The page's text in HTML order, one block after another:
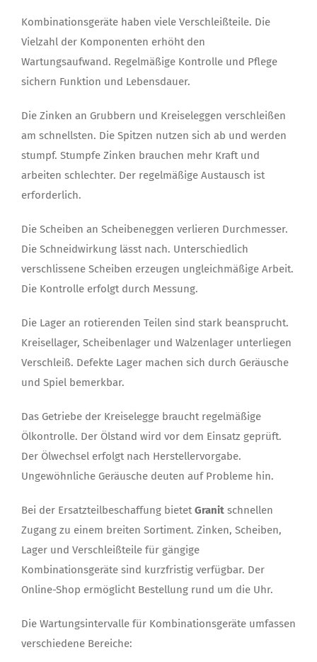
Kombinationsgeräte haben viele Verschleißteile. Die
Vielzahl der Komponenten erhöht den
Wartungsaufwand. Regelmäßige Kontrolle und Pflege
sichern Funktion und Lebensdauer.
Die Zinken an Grubbern und Kreiseleggen verschleißen
am schnellsten. Die Spitzen nutzen sich ab und werden
stumpf. Stumpfe Zinken brauchen mehr Kraft und
arbeiten schlechter. Der regelmäßige Austausch ist
erforderlich.
Die Scheiben an Scheibeneggen verlieren Durchmesser.
Die Schneidwirkung lässt nach. Unterschiedlich
verschlissene Scheiben erzeugen ungleichmäßige Arbeit.
Die Kontrolle erfolgt durch Messung.
Die Lager an rotierenden Teilen sind stark beansprucht.
Kreisellager, Scheibenlager und Walzenlager unterliegen
Verschleiß. Defekte Lager machen sich durch Geräusche
und Spiel bemerkbar.
Das Getriebe der Kreiselegge braucht regelmäßige
Ölkontrolle. Der Ölstand wird vor dem Einsatz geprüft.
Der Ölwechsel erfolgt nach Herstellervorgabe.
Ungewöhnliche Geräusche deuten auf Probleme hin.
Bei der Ersatzteilbeschaffung bietetGranit schnellen
Zugang zu einem breiten Sortiment. Zinken, Scheiben,
Lager und Verschleißteile für gängige
Kombinationsgeräte sind kurzfristig verfügbar. Der
Online-Shop ermöglicht Bestellung rund um die Uhr.
Die Wartungsintervalle für Kombinationsgeräte umfassen
verschiedene Bereiche: